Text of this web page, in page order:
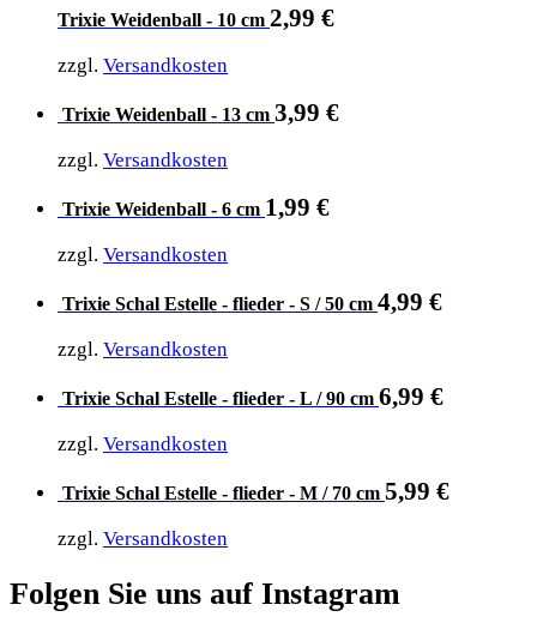
Trixie Weidenball - 10 cm 2,99 €
zzgl. Versandkosten
Trixie Weidenball - 13 cm 3,99 €
zzgl. Versandkosten
Trixie Weidenball - 6 cm 1,99 €
zzgl. Versandkosten
Trixie Schal Estelle - flieder - S / 50 cm 4,99 €
zzgl. Versandkosten
Trixie Schal Estelle - flieder - L / 90 cm 6,99 €
zzgl. Versandkosten
Trixie Schal Estelle - flieder - M / 70 cm 5,99 €
zzgl. Versandkosten
Folgen Sie uns auf Instagram